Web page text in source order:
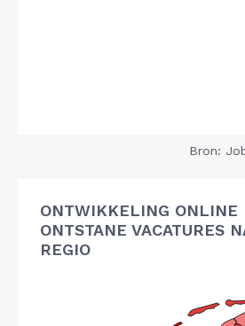
Bron:
ONTWIKKELING ONLINE
ONTSTANE VACATURES
REGIO